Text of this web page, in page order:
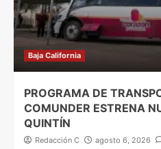
Baja California
PROGRAMA DE
COMUNDER ESTRENA
QUINTÍN
Redacción C agosto 6, 2026